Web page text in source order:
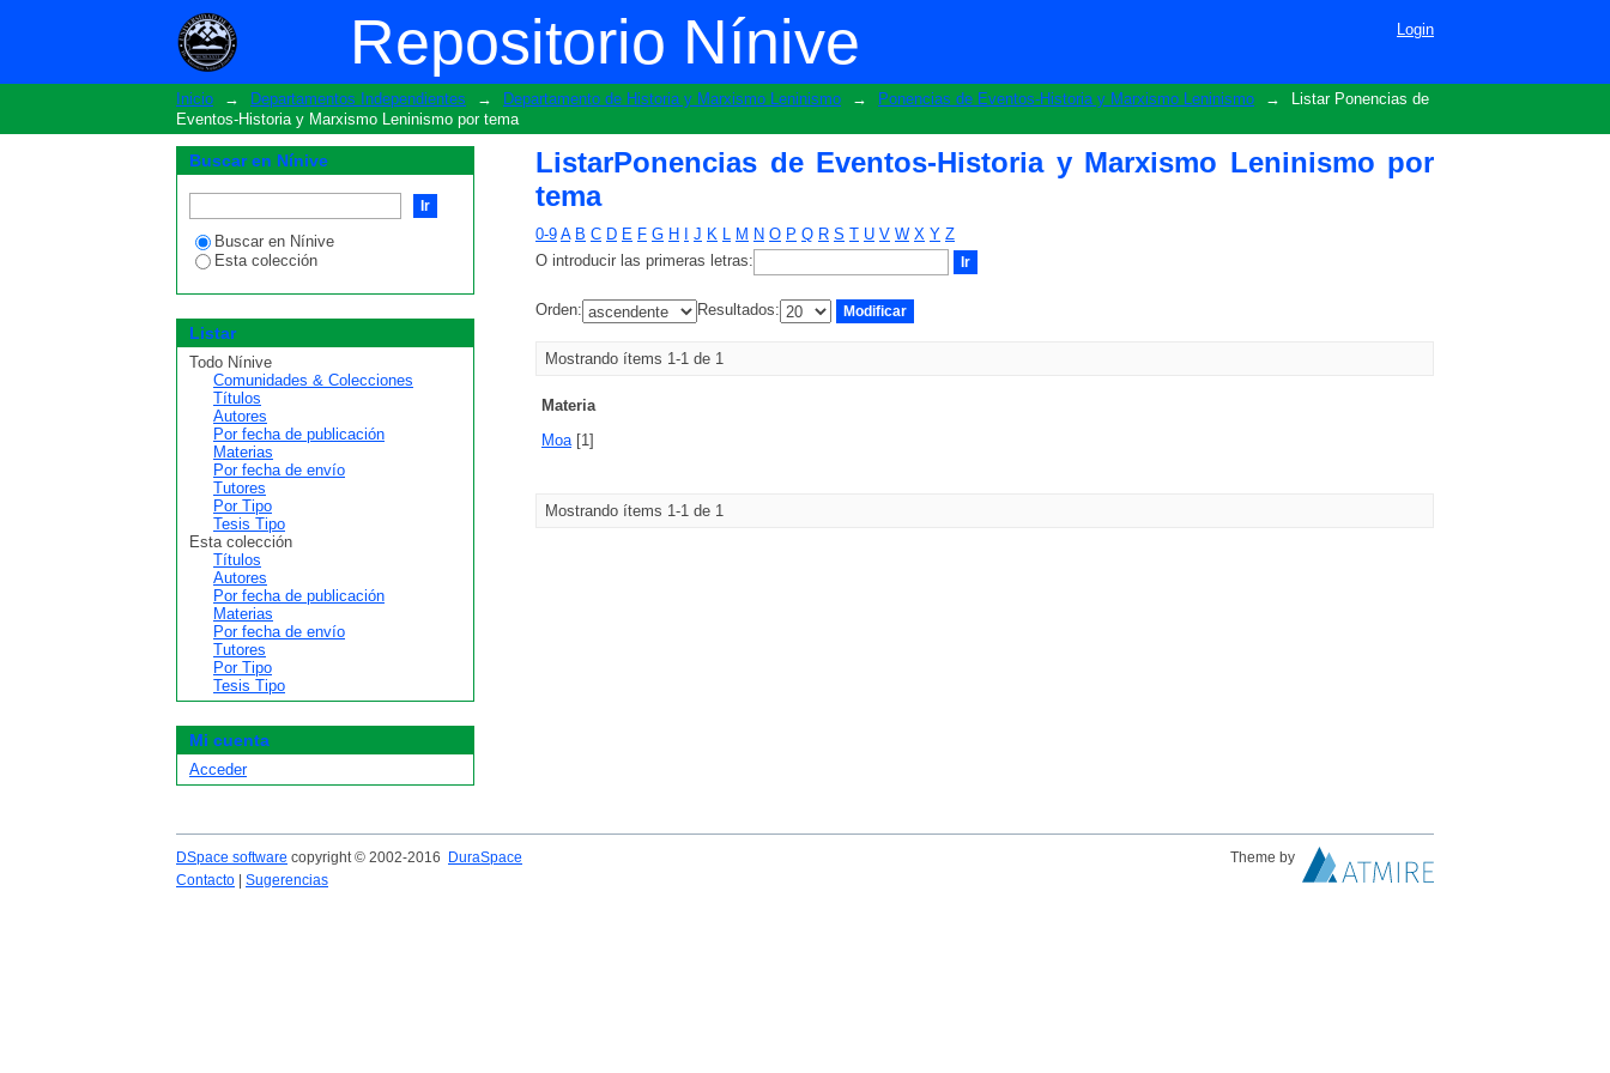
Repositorio Nínive
ListarPonencias de Eventos-Historia y Marxismo Leninismo por tema Login
Inicio → Departamentos Independientes → Departamento de Historia y Marxismo Leninismo → Ponencias de Eventos-Historia y Marxismo Leninismo →
Listar Ponencias de
Eventos-Historia y Marxismo Leninismo por tema
ListarPonencias de Eventos-Historia y Marxismo Leninismo por
tema
0-9 A B C D E F G H J K L M N O P Q R S T U V W X Y Z
O introducir las primeras letras:
Orden: Resultados:
Mostrando ítems 1-1 de 1
Materia
Moa[1]
Mostrando ítems 1-1 de 1
Buscar en Nínive
Buscar en Nínive
Esta colección
Listar
Todo Nínive
Comunidades & Colecciones
Títulos
Autores
Por fecha de publicación
Materias
Por fecha de envío
Tutores
Por Tipo
Tesis Tipo
Esta colección
Títulos
Autores
Por fecha de publicación
Materias
Por fecha de envío
Tutores
Por Tipo
Tesis Tipo
Mi cuenta
Acceder
DSpace software copyright © 2002-2016 DuraSpace
Theme by
Contacto
Sugerencias